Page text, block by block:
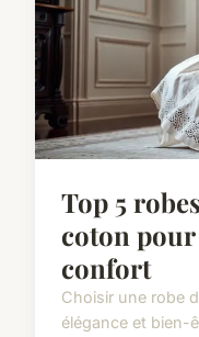
Top 5
coton pour
confort
Choisir une robe
élégance et bien-